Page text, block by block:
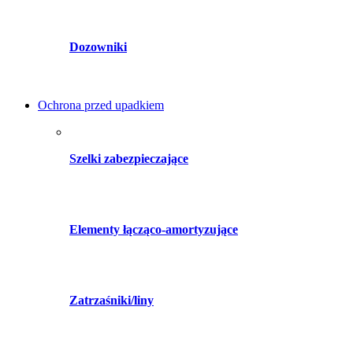
Dozowniki
Ochrona przed upadkiem
Szelki zabezpieczające
Elementy łącząco-amortyzujące
Zatrzaśniki/liny